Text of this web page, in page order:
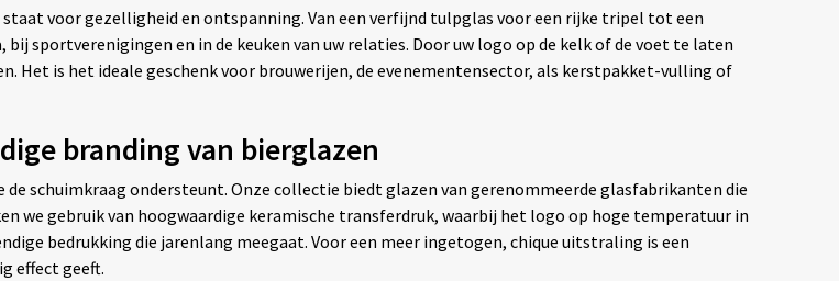
voor gezelligheid en ontspanning. Van een verfijnd tulpglas voor een rijke tripel tot een
sportverenigingen en in de keuken van uw relaties. Door uw logo op de kelk of de voet te laten
Het is het ideale geschenk voor brouwerijen, de evenementensector, als kerstpakket-vulling of
branding van bierglazen
de schuimkraag ondersteunt. Onze collectie biedt glazen van gerenommeerde glasfabrikanten die
we gebruik van hoogwaardige keramische transferdruk, waarbij het logo op hoge temperatuur in
bedrukking die jarenlang meegaat. Voor een meer ingetogen, chique uitstraling is een
effect geeft.